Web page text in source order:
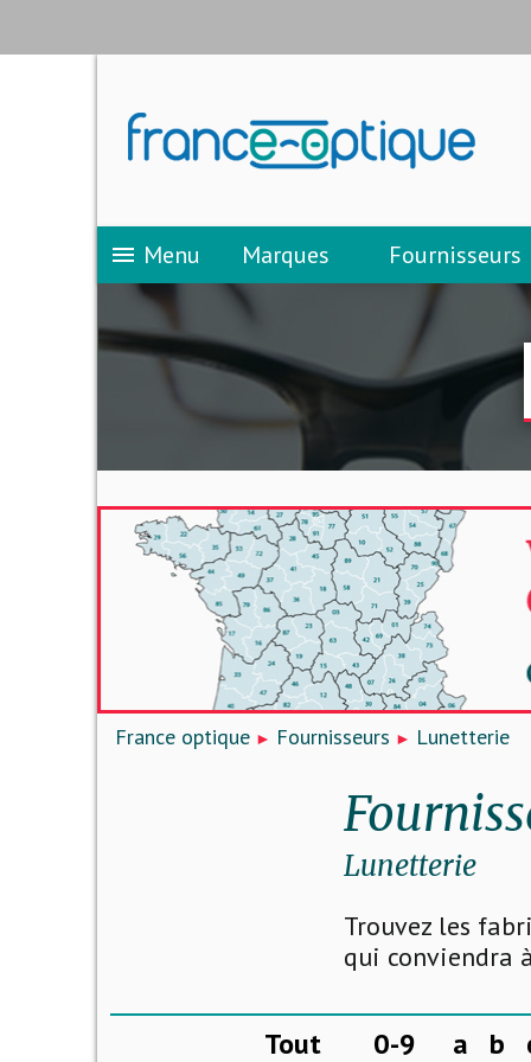
menu Menu Marques Fournisseurs
France optique Fournisseurs Lunetterie
Lunetterie
Trouvez les
qui conviendra
Tout 0-9 a b